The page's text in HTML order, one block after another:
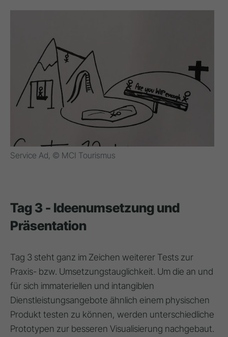
Service Ad, © MCI Tourismus
Tag 3 - Ideenumsetzung und
Präsentation
Tag 3 steht ganz im Zeichen weiterer Tests zur
Praxis- bzw. Umsetzungstauglichkeit. Um die an und
für sich immateriellen und intangiblen
Dienstleistungsangebote ähnlich einem physischen
Produkt testen zu können, werden unterschiedliche
Prototypen zur besseren Visualisierung nachgebaut.